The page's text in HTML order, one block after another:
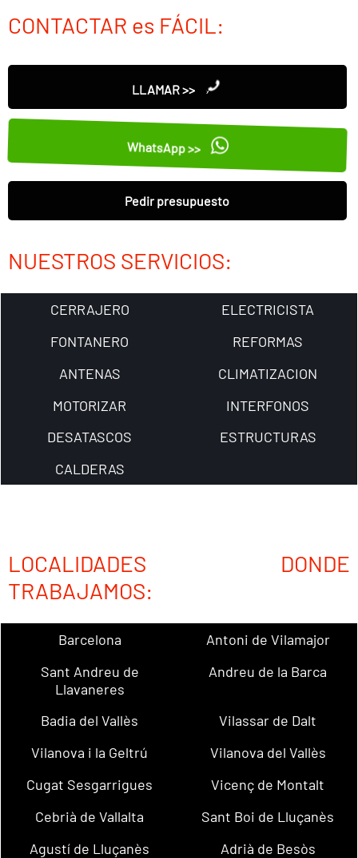
CONTACTAR es FÁCIL:
LLAMAR >>
WhatsApp >>
Pedir presupuesto
NUESTROS SERVICIOS:
CERRAJERO
ELECTRICISTA
FONTANERO
REFORMAS
ANTENAS
CLIMATIZACION
MOTORIZAR
INTERFONOS
DESATASCOS
ESTRUCTURAS
CALDERAS
LOCALIDADES DONDE
TRABAJAMOS:
Barcelona
Antoni de Vilamajor
Sant Andreu de
Llavaneres
Andreu de la Barca
Badia del Vallès
Vilassar de Dalt
Vilanova i la Geltrú
Vilanova del Vallès
Cugat Sesgarrigues
Vicenç de Montalt
Cebrià de Vallalta
Sant Boi de Lluçanès
Agustí de Lluçanès
Adrià de Besòs